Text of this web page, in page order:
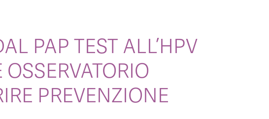
PAP TEST ALL’HPV
PREVENZIONE